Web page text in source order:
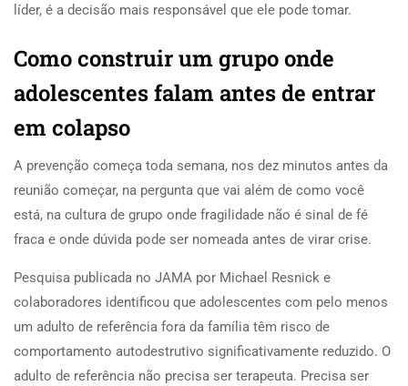
líder, é a decisão mais responsável que ele pode tomar.
Como construir um grupo onde
adolescentes falam antes de entrar
em colapso
A prevenção começa toda semana, nos dez minutos antes da
reunião começar, na pergunta que vai além de como você
está, na cultura de grupo onde fragilidade não é sinal de fé
fraca e onde dúvida pode ser nomeada antes de virar crise.
Pesquisa publicada no JAMA por Michael Resnick e
colaboradores identificou que adolescentes com pelo menos
um adulto de referência fora da família têm risco de
comportamento autodestrutivo significativamente reduzido. O
adulto de referência não precisa ser terapeuta. Precisa ser